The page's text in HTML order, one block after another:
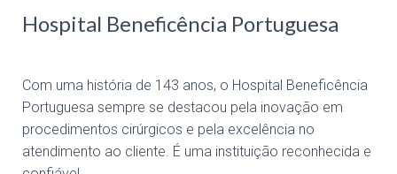
Hospital Beneficência Portuguesa
Com uma história de 143 anos, o Hospital Beneficência
Portuguesa sempre se destacou pela inovação em
procedimentos cirúrgicos e pela excelência no
atendimento ao cliente. É uma instituição reconhecida e